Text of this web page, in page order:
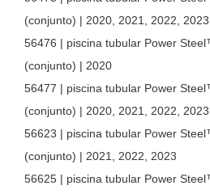
(conjunto) | 2020, 2021, 2022, 2023
56476 | piscina tubular Power
(conjunto) | 2020
56477 | piscina tubular Power
(conjunto) | 2020, 2021, 2022, 2023
56623 | piscina tubular Power
(conjunto) | 2021, 2022, 2023
56625 | piscina tubular Power